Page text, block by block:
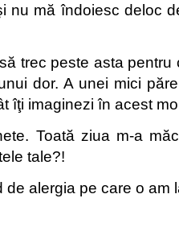
nu mă îndoiesc deloc
trec peste asta
dor. A unei mici
îţi imaginezi în acest
Toată ziua m-a
tale?!
alergia pe care o am